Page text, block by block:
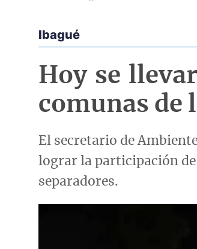
Econoticias y Eventos
Ibagué
Hoy se
comunas de
El secretario de
lograr la participación
separadores.